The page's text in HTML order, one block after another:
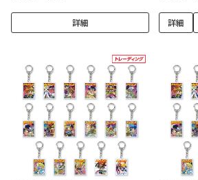
詳細 詳細